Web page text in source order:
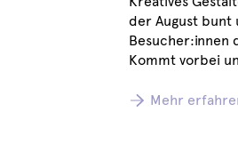
der August bunt
Besucher:innen
Kommt vorbei
Mehr